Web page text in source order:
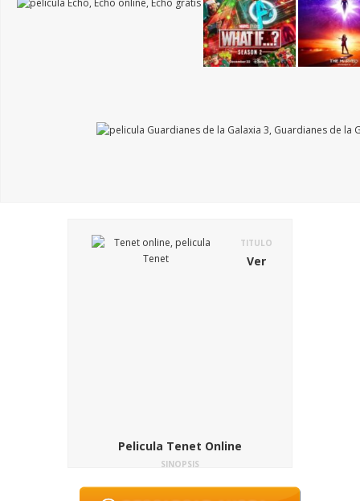
TITULO
Ver
Pelicula Tenet Online
SINOPSIS
quiere hacer el mal y que se puede mover